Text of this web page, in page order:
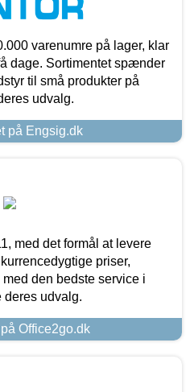
varenumre på lager, klar
dage. Sortimentet spænder
til små produkter på
udvalg.
på Engsig.dk
med det formål at levere
priser,
den bedste service i
deres udvalg.
Office2go.dk